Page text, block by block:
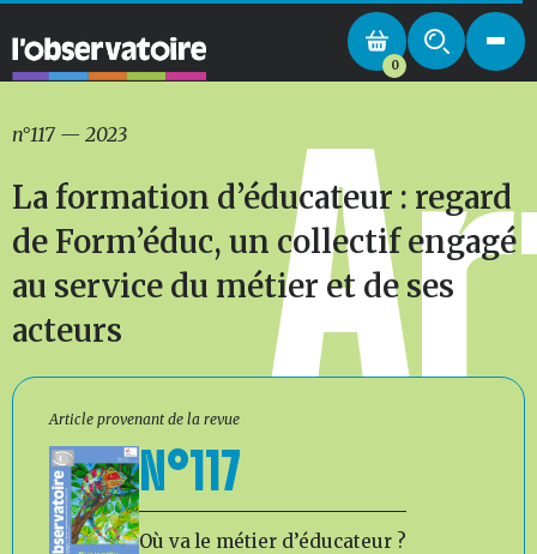
0
n°117 — 2023
La formation d’éducateur : regard
de Form’éduc, un collectif engagé
au service du métier et de ses
acteurs
Article provenant de la revue
N°117
Où va le métier d’éducateur ?